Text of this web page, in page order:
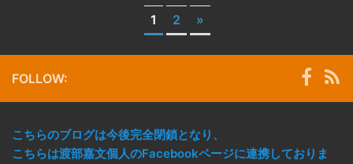
1 2 »
FOLLOW:
こちらのブログは今後完全閉鎖となり、
こちらは渡部嘉文個人のFacebookページに連携しておりま